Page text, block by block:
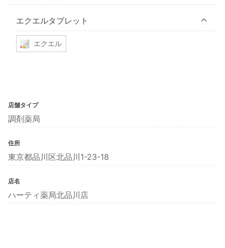
エクエルタブレット
エクエル
店舗タイプ
調剤薬局
住所
東京都品川区北品川1-23-18
店名
ハーティ薬局北品川店